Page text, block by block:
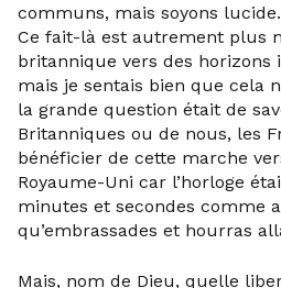
communs, mais soyons
Ce fait-là est autrement plus
britannique vers des horizons
mais je sentais bien que cela
la grande question était de
Britanniques ou de nous, les
bénéficier de cette marche
Royaume-Uni car l’horloge
minutes et secondes comme
qu’embrassades et hourras
Mais, nom de Dieu, quelle